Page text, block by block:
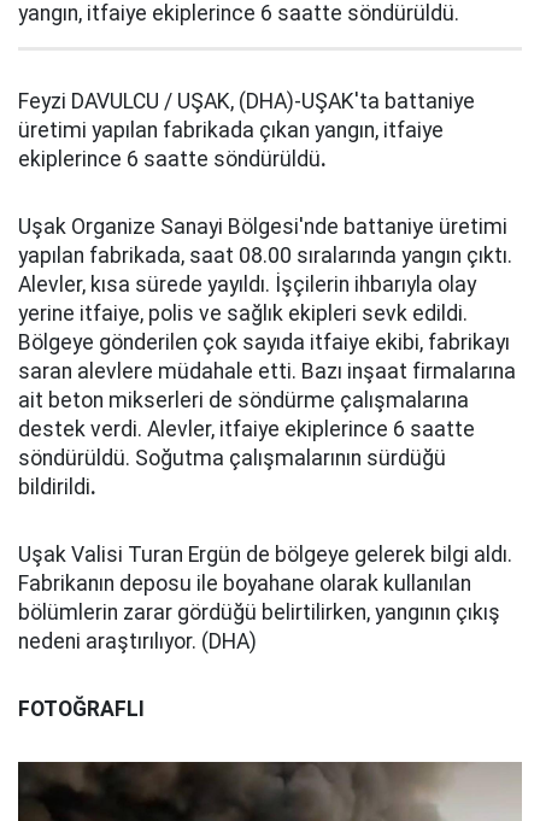
yangın, itfaiye ekiplerince 6 saatte söndürüldü.
Feyzi DAVULCU / UŞAK, (DHA)-UŞAK'ta battaniye
üretimi yapılan fabrikada çıkan yangın, itfaiye
ekiplerince 6 saatte söndürüldü.
Uşak Organize Sanayi Bölgesi'nde battaniye üretimi
yapılan fabrikada, saat 08.00 sıralarında yangın çıktı.
Alevler, kısa sürede yayıldı. İşçilerin ihbarıyla olay
yerine itfaiye, polis ve sağlık ekipleri sevk edildi.
Bölgeye gönderilen çok sayıda itfaiye ekibi, fabrikayı
saran alevlere müdahale etti. Bazı inşaat firmalarına
ait beton mikserleri de söndürme çalışmalarına
destek verdi. Alevler, itfaiye ekiplerince 6 saatte
söndürüldü. Soğutma çalışmalarının sürdüğü
bildirildi.
Uşak Valisi Turan Ergün de bölgeye gelerek bilgi aldı.
Fabrikanın deposu ile boyahane olarak kullanılan
bölümlerin zarar gördüğü belirtilirken, yangının çıkış
nedeni araştırılıyor. (DHA)
FOTOĞRAFLI